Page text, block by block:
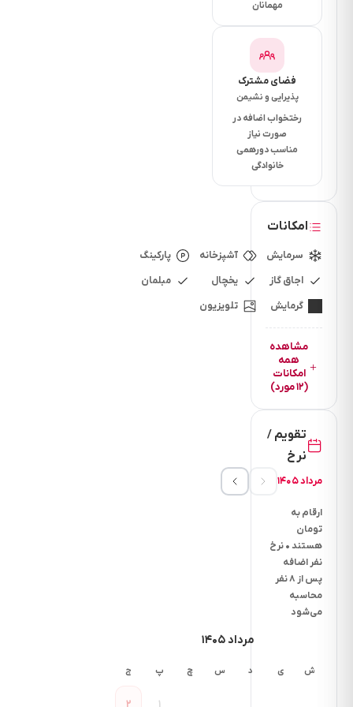
دارای
سالن
پذیرایی،
آشپزخانه،
سه
اتاق
خواب
اتاق
مستر
به به
سرویس
)
سرویس
بهداشتی
ایرانی
،
سرویس
فرنگی
بالکن
دنج
می
دسترسی
مهمانان
فضای مشترک
پذیرایی و نشیمن
رختخواب اضافه در
صورت نیاز
مناسب دورهمی
خانوادگی
امکانات
سرمایش آشپزخانه
پارکینگ
اجاق گاز
یخچال
مبلمان
گرمایش
تلویزیون
مشاهده
همه
امکانات
(۱۲ مورد)
تقویم /
نرخ
مرداد ۱۴۰۵
ارقام به
تومان
هستند • نرخ
نفر اضافه
پس از ۸ نفر
محاسبه
می‌شود
مرداد ۱۴۰۵
ش ی د س چ پ ج
۱ ۲